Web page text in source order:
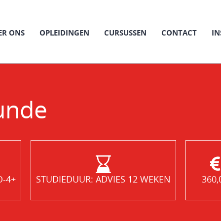
ONS OPLEIDINGEN CURSUSSEN CONTACT
4+ STUDIEDUUR: ADVIES 12 WEKEN